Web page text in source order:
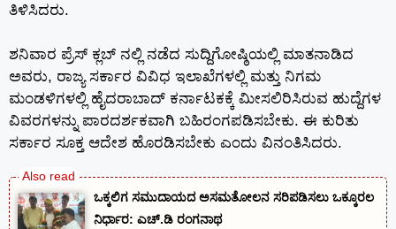
ತಿಳಿಸಿದರು.
ಶನಿವಾರ ಪ್ರೆಸ್ ಕ್ಲಬ್ ನಲ್ಲಿ ನಡೆದ ಸುದ್ದಿಗೋಷ್ಠಿಯಲ್ಲಿ ಮಾತನಾಡಿದ
ಅವರು, ರಾಜ್ಯ ಸರ್ಕಾರ ವಿವಿಧ ಇಲಾಖೆಗಳಲ್ಲಿ ಮತ್ತು ನಿಗಮ
ಮಂಡಳಿಗಳಲ್ಲಿ ಹೈದರಾಬಾದ್ ಕರ್ನಾಟಕಕ್ಕೆ ಮೀಸಲಿರಿಸಿರುವ ಹುದ್ದೆಗಳ
ವಿವರಗಳನ್ನು ಪಾರದರ್ಶಕವಾಗಿ ಬಹಿರಂಗಪಡಿಸಬೇಕು. ಈ ಕುರಿತು
ಸರ್ಕಾರ ಸೂಕ್ತ ಆದೇಶ ಹೊರಡಿಸಬೇಕು ಎಂದು ವಿನಂತಿಸಿದರು.
ಒಕ್ಕಲಿಗ ಸಮುದಾಯದ ಅಸಮತೋಲನ ಸರಿಪಡಿಸಲು ಒಕ್ಕೂರಲ
ನಿರ್ಧಾರ: ಎಚ್.ಡಿ ರಂಗನಾಥ